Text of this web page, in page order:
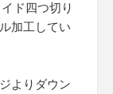
ド四つ切り
加工してい
よりダウン